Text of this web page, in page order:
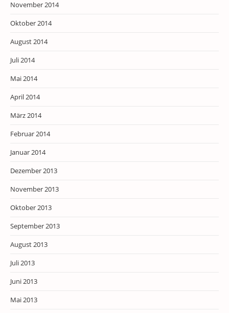
November 2014
Oktober 2014
August 2014
Juli 2014
Mai 2014
April 2014
März 2014
Februar 2014
Januar 2014
Dezember 2013
November 2013
Oktober 2013
September 2013
August 2013
Juli 2013
Juni 2013
Mai 2013